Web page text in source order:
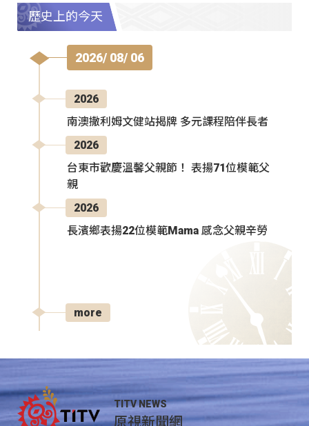
歷史上的今天
2026/ 08/ 06
2026
南澳撒利姆文健站揭牌 多元課程陪伴長者
2026
台東市歡慶溫馨父親節！ 表揚71位模範父
親
2026
長濱鄉表揚22位模範Mama 感念父親辛勞
more
TITV NEWS
原視新聞網